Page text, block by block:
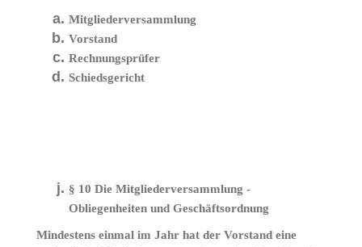
Mitgliederversammlung
Vorstand
Rechnungsprüfer
Schiedsgericht
§ 10 Die Mitgliederversammlung -
Obliegenheiten und Geschäftsordnung
Mindestens einmal im Jahr hat der Vorstand eine